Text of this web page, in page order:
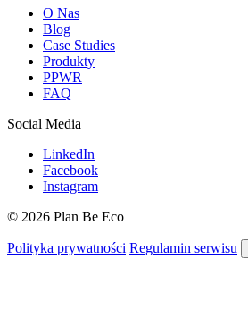
O Nas
Blog
Case Studies
Produkty
PPWR
FAQ
Social Media
LinkedIn
Facebook
Instagram
© 2026 Plan Be Eco
Polityka prywatności Regulamin serwisu